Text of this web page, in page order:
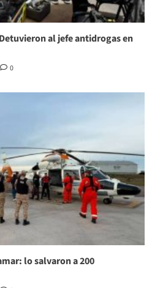
al jefe antidrogas en
0
lo salvaron a 200